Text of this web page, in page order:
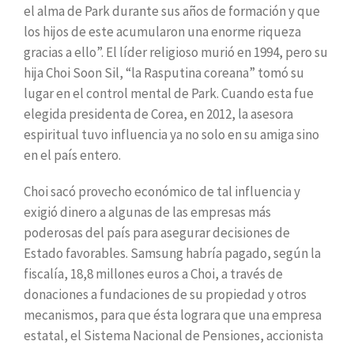
el alma de Park durante sus años de formación y que
los hijos de este acumularon una enorme riqueza
gracias a ello”. El líder religioso murió en 1994, pero su
hija Choi Soon Sil, “la Rasputina coreana” tomó su
lugar en el control mental de Park. Cuando esta fue
elegida presidenta de Corea, en 2012, la asesora
espiritual tuvo influencia ya no solo en su amiga sino
en el país entero.
Choi sacó provecho económico de tal influencia y
exigió dinero a algunas de las empresas más
poderosas del país para asegurar decisiones de
Estado favorables. Samsung habría pagado, según la
fiscalía, 18,8 millones euros a Choi, a través de
donaciones a fundaciones de su propiedad y otros
mecanismos, para que ésta lograra que una empresa
estatal, el Sistema Nacional de Pensiones, accionista